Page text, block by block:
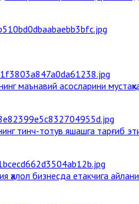
маънавий асосларини
тинч-тотув яшашга тарғиб
бизнесда етакчига